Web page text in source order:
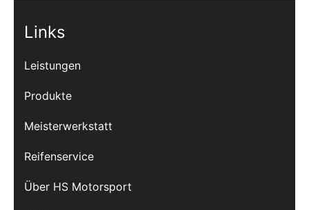
Links
Leistungen
Produkte
Meisterwerkstatt
Reifenservice
Über HS Motorsport